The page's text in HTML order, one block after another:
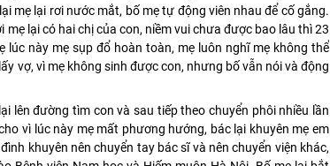
mẹ lại rơi nước mắt, bố mẹ tự động viên nhau để cố gắng.
lại có hai chị của con, niềm vui chưa được bao lâu thì 23
này mẹ sụp đổ hoàn toàn, mẹ luôn nghĩ mẹ không thể
vợ, vì mẹ không sinh được con, nhưng bố vẫn nói và động
lên đường tìm con và sau tiếp theo chuyển phôi nhiều lần
vì lúc này mẹ mất phương hướng, bác lại khuyên mẹ em
khuyên nên chuyển tay bác sĩ và nên chuyển viện khác,